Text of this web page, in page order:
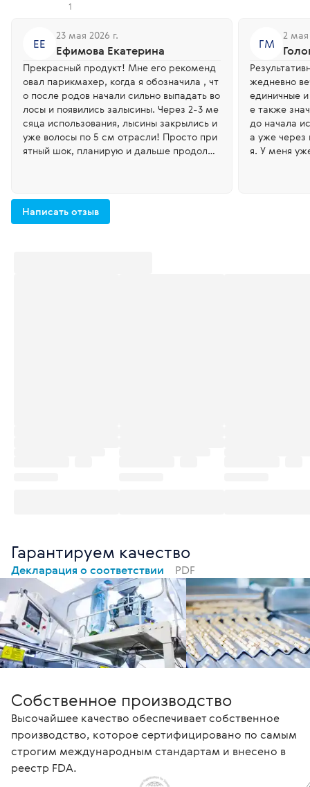
1
ЕЕ
23 мая 2026 г.
Ефимова Екатерина
Прекрасный продукт! Мне его рекоменд
овал парикмахер, когда я обозначила , чт
о после родов начали сильно выпадать во
лосы и появились залысины. Через 2-3 ме
сяца использования, лысины закрылись и
уже волосы по 5 см отрасли! Просто при
ятный шок, планирую и дальше продолжа
ГМ
2 мая
жедневно
единичные
е также
до начала
а уже через
я. У меня
Написать отзыв
Гарантируем качество
Декларация о соответствии PDF
Собственное производство
Высочайшее качество обеспечивает собственное
производство, которое сертифицировано по самым
строгим международным стандартам и внесено в
реестр FDA.